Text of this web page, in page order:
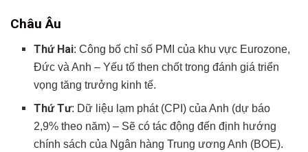
Châu Âu
Thứ Hai: Công bố chỉ số PMI của khu vực Eurozone,
Đức và Anh – Yếu tố then chốt trong đánh giá triển
vọng tăng trưởng kinh tế.
Thứ Tư: Dữ liệu lạm phát (CPI) của Anh (dự báo
2,9% theo năm) – Sẽ có tác động đến định hướng
chính sách của Ngân hàng Trung ương Anh (BOE).